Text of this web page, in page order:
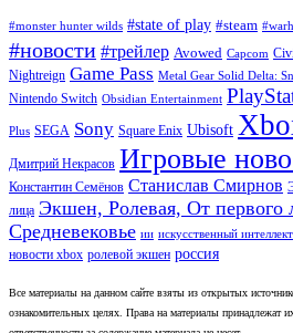
#monster hunter wilds #state of play #steam
#новости #трейлер Avowed Capcom
Nightreign Game Pass Metal Gear Solid Delta:
Nintendo Switch Obsidian Entertainment
Plus SEGA Sony Square Enix Ubisoft
Дмитрий Некрасов Игровые
Константин Семёнов Станислав Смирнов
лица Экшен, Ролевая, От
Средневековье ии искусственный интеллект
новости xbox ролевой экшен россия
Все материалы на данном сайте взяты из открытых
ознакомительных целях. Права на материалы принадлежат